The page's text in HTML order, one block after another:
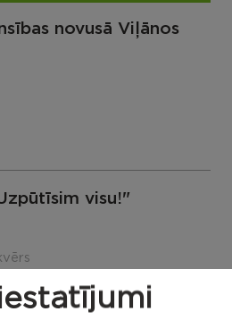
novusā Viļānos
visu!"